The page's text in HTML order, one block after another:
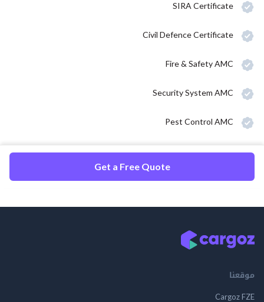
SIRA Certificate
Civil Defence Certificate
Fire & Safety AMC
Security System AMC
Pest Control AMC
Get a Free Quote
موقعنا
Cargoz FZE